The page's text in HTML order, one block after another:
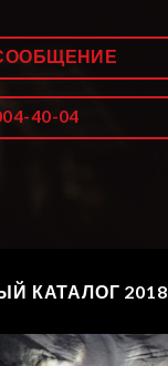
40-04
КАТАЛОГ 2018